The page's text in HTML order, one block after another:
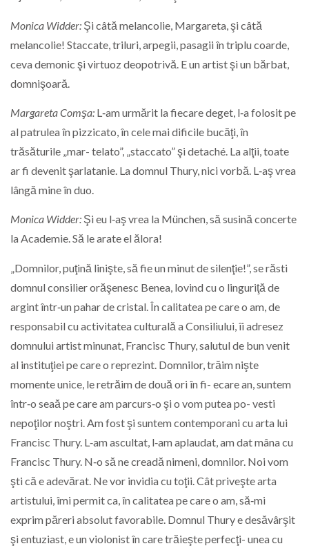
Monica Widder: Şi câtă melancolie, Margareta, şi câtă
melancolie! Staccate, triluri, arpegii, pasagii în triplu coarde,
ceva demonic şi virtuoz deopotrivă. E un artist şi un bărbat,
domnişoară.
Margareta Comşa: L‑am urmărit la fiecare deget, l‑a folosit pe
al patrulea în pizzicato, în cele mai dificile bucăţi, în
trăsăturile „mar- telato”, „staccato” şi detaché. La alţii, toate
ar fi devenit şarlatanie. La domnul Thury, nici vorbă. L‑aş vrea
lângă mine în duo.
Monica Widder: Şi eu l‑aş vrea la München, să susină concerte
la Academie. Să le arate el ălora!
„Domnilor, puţină linişte, să fie un minut de silenţie!”, se răsti
domnul consilier orăşenesc Benea, lovind cu o linguriţă de
argint într‑un pahar de cristal. În calitatea pe care o am, de
responsabil cu activitatea culturală a Consiliului, îi adresez
domnului artist minunat, Francisc Thury, salutul de bun venit
al instituţiei pe care o reprezint. Domnilor, trăim nişte
momente unice, le retrăim de două ori în fi- ecare an, suntem
într‑o seaă pe care am parcurs‑o şi o vom putea po- vesti
nepoţilor noştri. Am fost şi suntem contemporani cu arta lui
Francisc Thury. L‑am ascultat, l‑am aplaudat, am dat mâna cu
Francisc Thury. N‑o să ne creadă nimeni, domnilor. Noi vom
şti că e adevărat. Ne vor invidia cu toţii. Cât priveşte arta
artistului, îmi permit ca, în calitatea pe care o am, să‑mi
exprim păreri absolut favorabile. Domnul Thury e desăvârşit
şi entuziast, e un violonist în care trăieşte perfecţi- unea cu